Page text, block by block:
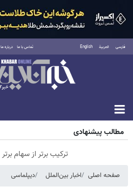
فارسی العربية English تماس با ما درباره ما
شنبه ۱۷ مرداد ۱۴۰۵
مطالب پیشنهادی
ترکیب برتر از سهام برتر
صفحه اصلی اخبار بین‌الملل دیپلماسی